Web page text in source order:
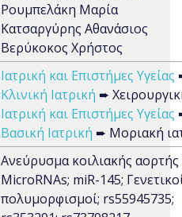
Ρουμπελάκη Μαρία
Κατσαργύρης Αθανάσιος
Βερύκοκος Χρήστος
Ιατρική και Επιστήμες Υγείας
Κλινική Ιατρική ➨
Ιατρική και Επιστήμες Υγείας
Βασική Ιατρική ➨ Μοριακή
Ανεύρυσμα κοιλιακής αορτής
MicroRNAs; miR-145;
πολυμορφισμοί; rs55945735;